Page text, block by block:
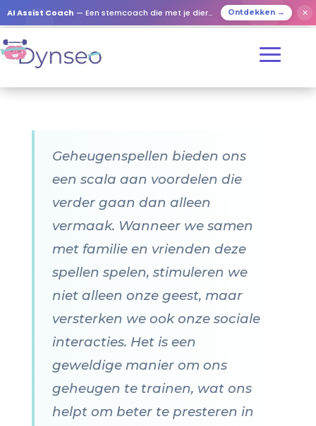
AI Assist Coach — Een stemcoach die met je dierbaren speelt Ontdekken → ✕
Geheugenspellen bieden ons
een scala aan voordelen die
verder gaan dan alleen
vermaak. Wanneer we samen
met familie en vrienden deze
spellen spelen, stimuleren we
niet alleen onze geest, maar
versterken we ook onze sociale
interacties. Het is een
geweldige manier om ons
geheugen te trainen, wat ons
helpt om beter te presteren in